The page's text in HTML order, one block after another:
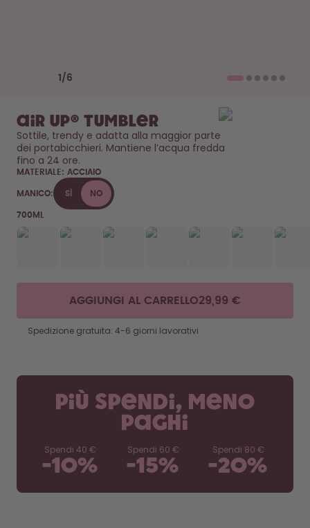
1 / 6
air up® Tumbler
Sottile, trendy e adatta alla maggior parte
dei portabicchieri. Mantiene l’acqua fredda
fino a 24 ore.
MATERIALE: ACCIAIO
MANICO: SÌ NO
700ML
AGGIUNGI AL CARRELLO29,99 €
Spedizione gratuita: 4-6 giorni lavorativi
Più spendi, meno
paghi
Spendi 40 €
-10%
Spendi 60 €
-15%
Spendi 80 €
-20%